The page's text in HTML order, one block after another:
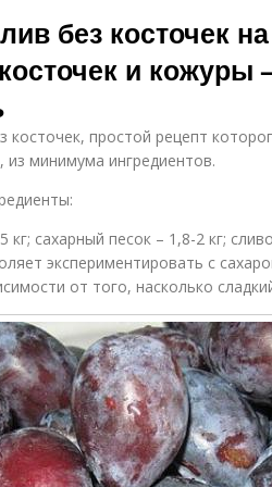
без косточек
и кожуры
простой рецепт
из минимума ингредиентов.
кг; сахарный песок – 1,8-2 кг;
экспериментировать с
от того, насколько